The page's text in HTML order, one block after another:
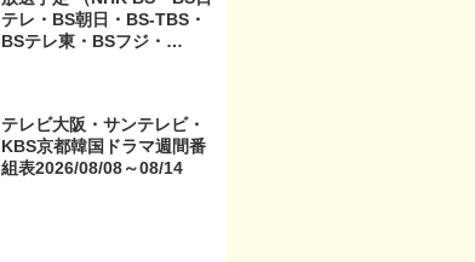
テレ・BS朝日・BS-TBS・
BSテレ東・BSフジ・
テレビ大阪・サンテレビ・
KBS京都・テレビ愛知・テ
レビ北海道）
テレビ大阪・サンテレビ・
KBS京都韓国ドラマ週間番
組表2026/08/08～08/14